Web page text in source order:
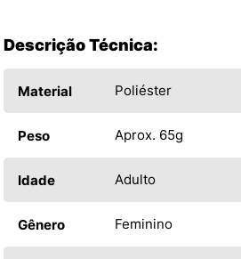
Descrição Técnica:
Material Poliéster
Peso Aprox. 65g
Idade Adulto
Gênero Feminino